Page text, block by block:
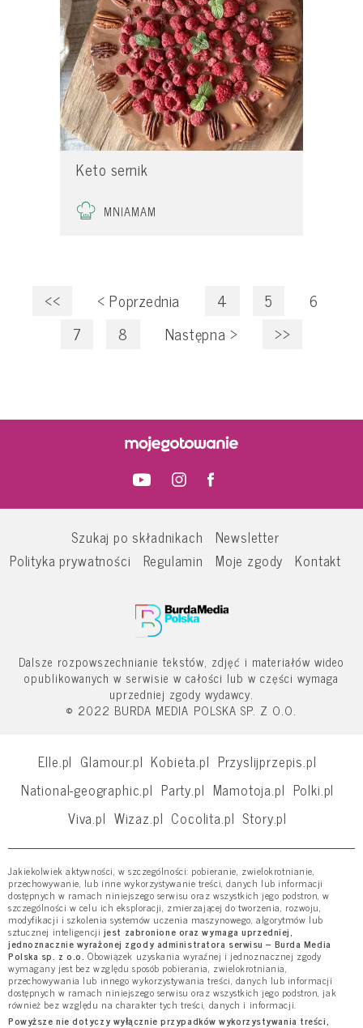
Keto sernik
MNIAMAM
<< < Poprzednia 4 5
6
7
8 Następna > >>
Szukaj po składnikach
Newsletter
Polityka prywatności
Regulamin Moje zgody Kontakt
Dalsze rozpowszechnianie tekstów, zdjęć i materiałów wideo
opublikowanych w serwisie w całości lub w części wymaga
uprzedniej zgody wydawcy.
© 2022 BURDA MEDIA POLSKA SP. Z O.O.
Elle.pl Glamour.pl Kobieta.pl Przyslijprzepis.pl
National-geographic.pl Party.pl Mamotoja.pl Polki.pl
Viva.pl Wizaz.pl Cocolita.pl Story.pl
Jakiekolwiek aktywności, w szczególności: pobieranie, zwielokrotnianie,
przechowywanie, lub inne wykorzystywanie treści, danych lub informacji
dostępnych w ramach niniejszego serwisu oraz wszystkich jego podstron, w
szczególności w celu ich eksploracji, zmierzającej do tworzenia, rozwoju,
modyfikacji i szkolenia systemów uczenia maszynowego, algorytmów lub
sztucznej inteligencji jest zabronione oraz wymaga uprzedniej,
jednoznacznie wyrażonej zgody administratora serwisu – Burda Media
Polska sp. z o.o. Obowiązek uzyskania wyraźnej i jednoznacznej zgody
wymagany jest bez względu sposób pobierania, zwielokrotniania,
przechowywania lub innego wykorzystywania treści, danych lub informacji
dostępnych w ramach niniejszego serwisu oraz wszystkich jego podstron, jak
również bez względu na charakter tych treści, danych i informacji.
Powyższe nie dotyczy wyłącznie przypadków wykorzystywania treści,